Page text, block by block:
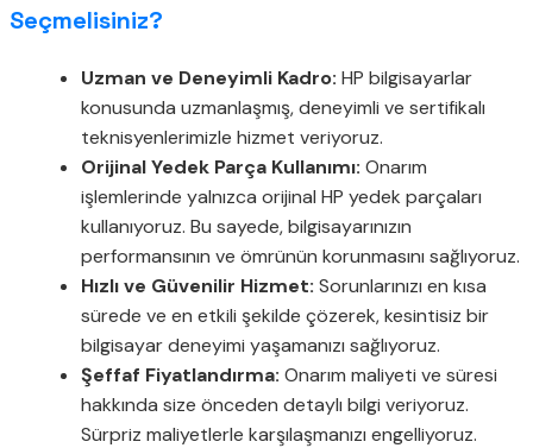
Seçmelisiniz?
Uzman ve Deneyimli Kadro: HP bilgisayarlar
konusunda uzmanlaşmış, deneyimli ve sertifikalı
teknisyenlerimizle hizmet veriyoruz.
Orijinal Yedek Parça Kullanımı: Onarım
işlemlerinde yalnızca orijinal HP yedek parçaları
kullanıyoruz. Bu sayede, bilgisayarınızın
performansının ve ömrünün korunmasını sağlıyoruz.
Hızlı ve Güvenilir Hizmet: Sorunlarınızı en kısa
sürede ve en etkili şekilde çözerek, kesintisiz bir
bilgisayar deneyimi yaşamanızı sağlıyoruz.
Şeffaf Fiyatlandırma: Onarım maliyeti ve süresi
hakkında size önceden detaylı bilgi veriyoruz.
Sürpriz maliyetlerle karşılaşmanızı engelliyoruz.